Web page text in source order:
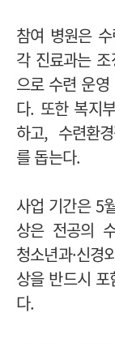
참여 병원은
각 진료과는
으로 수련 운
다. 또한 복지
하고, 수련환
를 돕는다.
사업 기간은 5
상은 전공의
청소년과·신경
상을 반드시
다.